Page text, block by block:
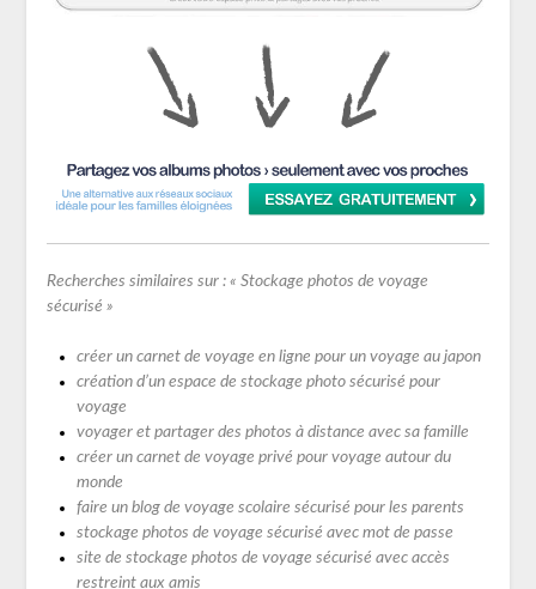
Recherches similaires sur : « Stockage photos de voyage
sécurisé »
créer un carnet de voyage en ligne pour un voyage au japon
création d’un espace de stockage photo sécurisé pour
voyage
voyager et partager des photos à distance avec sa famille
créer un carnet de voyage privé pour voyage autour du
monde
faire un blog de voyage scolaire sécurisé pour les parents
stockage photos de voyage sécurisé avec motde passe
site de stockage photos de voyage sécurisé avec accès
restreint aux amis